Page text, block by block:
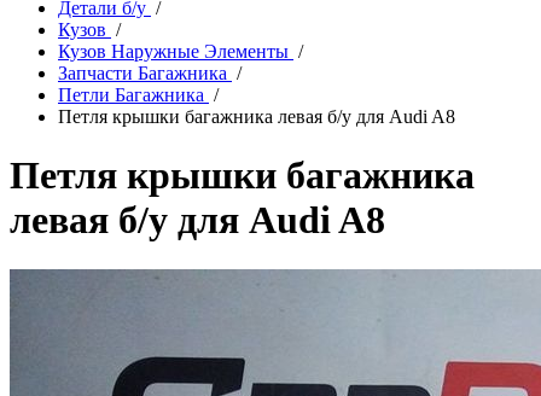
Детали б/у /
Кузов /
Кузов Наружные Элементы /
Запчасти Багажника /
Петли Багажника /
Петля крышки багажника левая б/у для Audi A8
Петля крышки багажника
левая б/у для Audi A8